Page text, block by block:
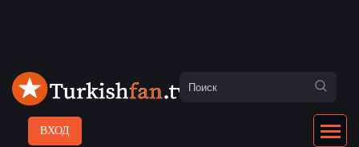
ВХОД